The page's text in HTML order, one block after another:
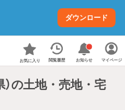
ダウンロード
お気に入り 閲覧履歴 お知らせ マイページ
の土地・売地・宅